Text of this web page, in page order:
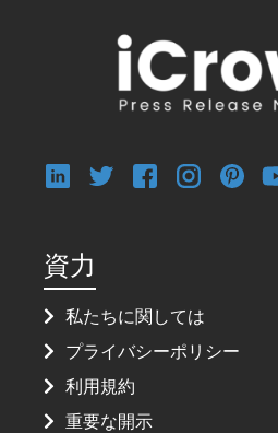
資力
私たちに関しては
プライバシーポリシー
利用規約
重要な開示